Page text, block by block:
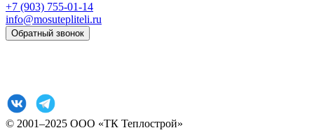
+7 (903) 755-01-14
info@mosutepliteli.ru
Обратный звонок
© 2001–2025 ООО «ТК Теплострой»